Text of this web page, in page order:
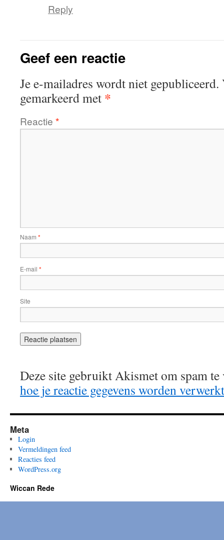
Reply
Geef een reactie
Je e-mailadres wordt niet gepubliceerd.
gemarkeerd met *
Reactie *
Naam *
E-mail *
Site
Deze site gebruikt Akismet om spam
hoe je reactie gegevens worden verwerkt
Meta
Login
Vermeldingen feed
Reacties feed
WordPress.org
Wiccan Rede